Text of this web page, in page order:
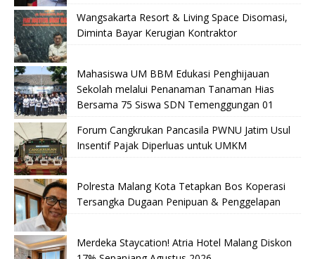
Wangsakarta Resort & Living Space Disomasi,
Diminta Bayar Kerugian Kontraktor
Mahasiswa UM BBM Edukasi Penghijauan
Sekolah melalui Penanaman Tanaman Hias
Bersama 75 Siswa SDN Temenggungan 01
Forum Cangkrukan Pancasila PWNU Jatim Usul
Insentif Pajak Diperluas untuk UMKM
Polresta Malang Kota Tetapkan Bos Koperasi
Tersangka Dugaan Penipuan & Penggelapan
Merdeka Staycation! Atria Hotel Malang Diskon